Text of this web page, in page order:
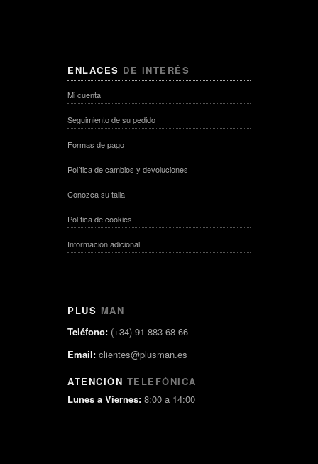
ENLACES DE INTERÉS
Mi cuenta
Seguimiento de su pedido
Formas de pago
Política de cambios y devoluciones
Conozca su talla
Política de cookies
Información adicional
PLUS MAN
Teléfono: (+34) 91 883 68 66
Email: clientes@plusman.es
ATENCIÓN TELEFÓNICA
Lunes a Viernes: 8:00 a 14:00